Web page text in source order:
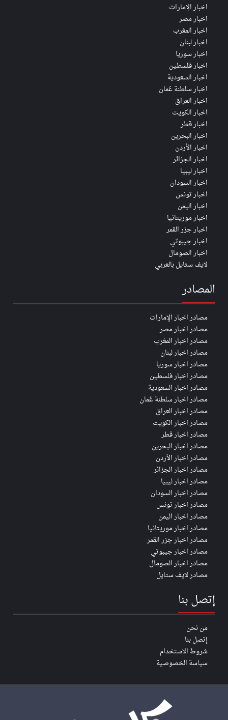
اخبار الإمارات
اخبار مصر
اخبار المغرب
اخبار لبنان
اخبار سوريا
اخبار فلسطين
اخبار السعودية
اخبار سلطنة عُمان
اخبار العراق
اخبار الكويت
اخبار قطر
اخبار البحرين
اخبار الأردن
اخبار الجزائر
اخبار ليبيا
اخبار السودان
اخبار تونس
اخبار اليمن
اخبار موريتانيا
اخبار جزر القمر
اخبار جيبوتي
اخبار الصومال
لايف ستايل بالعربي
المصادر
مصادر اخبار الإمارات
مصادر اخبار مصر
مصادر اخبار المغرب
مصادر اخبار لبنان
مصادر اخبار سوريا
مصادر اخبار فلسطين
مصادر اخبار السعودية
مصادر اخبار سلطنة عُمان
مصادر اخبار العراق
مصادر اخبار الكويت
مصادر اخبار قطر
مصادر اخبار البحرين
مصادر اخبار الأردن
مصادر اخبار الجزائر
مصادر اخبار ليبيا
مصادر اخبار السودان
مصادر اخبار تونس
مصادر اخبار اليمن
مصادر اخبار موريتانيا
مصادر اخبار جزر القمر
مصادر اخبار جيبوتي
مصادر اخبار الصومال
مصادر لايف ستايل
إتصل بنا
من نحن
إتصل بنا
شروط الاستخدام
سياسة الخصوصية